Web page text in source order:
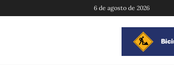
6 de agosto de 2026